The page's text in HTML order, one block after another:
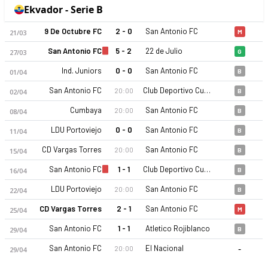
Ekvador - Serie B
21/03 9 De Octubre FC 2 - 0 San Antonio FC M
27/03 San Antonio FC 5 - 2 22 de Julio G
01/04 Ind. Juniors 0 - 0 San Antonio FC B
02/04 San Antonio FC 20:00 Club Deportivo Cuenca Juniors B
08/04 Cumbaya 20:00 San Antonio FC B
11/04 LDU Portoviejo 0 - 0 San Antonio FC B
15/04 CD Vargas Torres 20:00 San Antonio FC B
16/04 San Antonio FC 1 - 1 Club Deportivo Cuenca Juniors B
22/04 LDU Portoviejo 20:00 San Antonio FC B
25/04 CD Vargas Torres 2 - 1 San Antonio FC M
29/04 San Antonio FC 1 - 1 Atletico Rojiblanco B
29/04 San Antonio FC 20:00 El Nacional -